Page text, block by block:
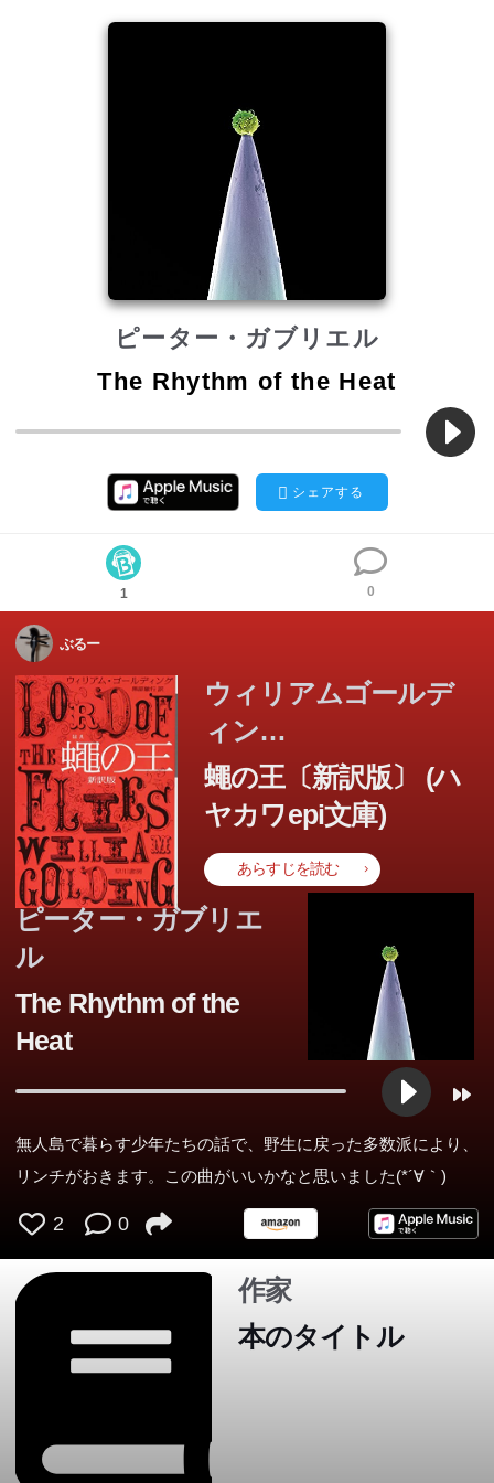
ピーター・ガブリエル
The Rhythm of the Heat
シェアする
1 0
ぶるー
ウィリアムゴールデ
ィン
グ,WilliamGolding
蠅の王〔新訳版〕 (ハ
ヤカワepi文庫)
あらすじを読む
この本のあらすじは準備中です。Amazonで読むこともでき
ます。
ピーター・ガブリエ
ル
The Rhythm of the
Heat
無人島で暮らす少年たちの話で、野生に戻った多数派により、
リンチがおきます。この曲がいいかなと思いました(*´∀｀)
2 0
作家
本のタイトル